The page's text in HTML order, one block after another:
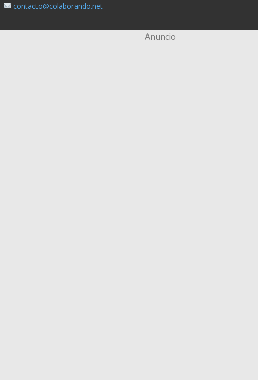
contacto@colaborando.net
Anuncio